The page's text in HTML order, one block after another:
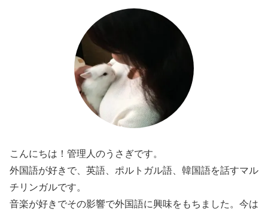
こんにちは！管理人のうさぎです。
外国語が好きで、英語、ポルトガル語、韓国語を話すマル
チリンガルです。
音楽が好きでその影響で外国語に興味をもちました。今は